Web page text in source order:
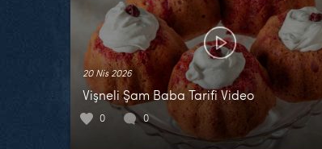
20 Nis 2026
Vişneli Şam Baba Tarifi Video
0 0